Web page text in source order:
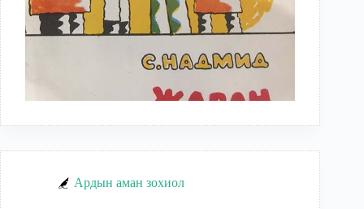
Ардын аман зохиол